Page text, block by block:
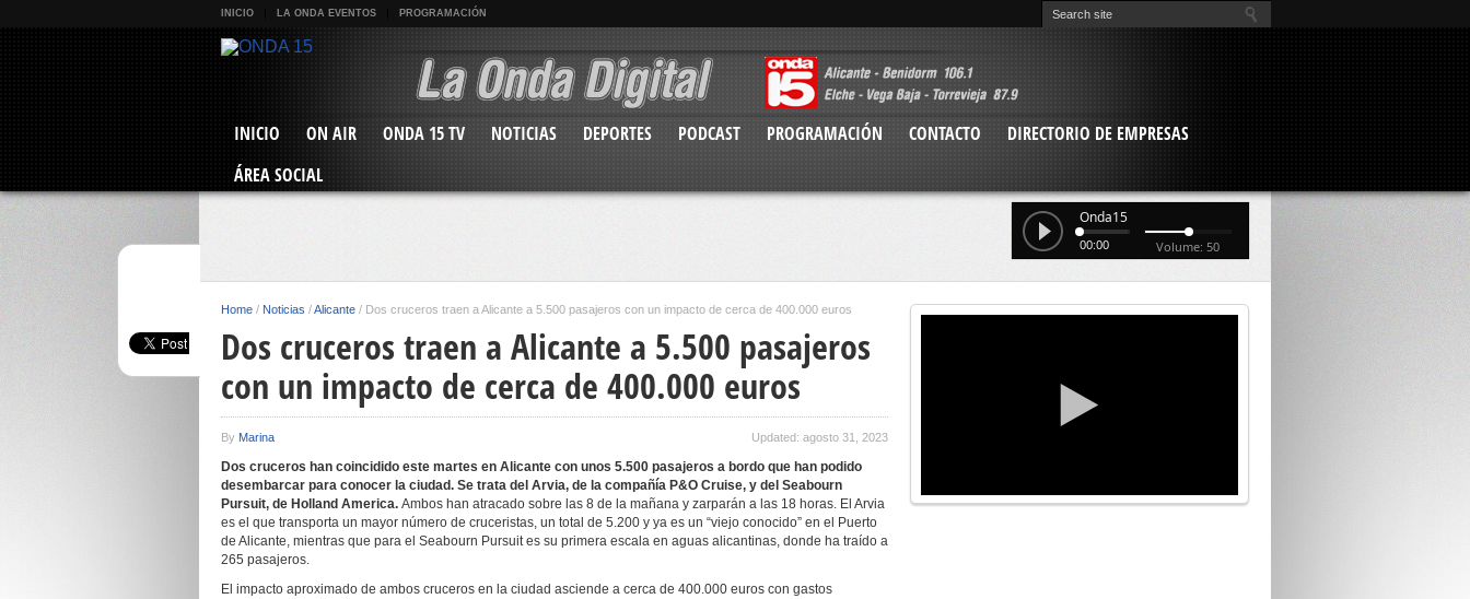
INICIO LA ONDA EVENTOS PROGRAMACIÓN
INICIO ON AIR ONDA 15 TV NOTICIAS DEPORTES PODCAST PROGRAMACIÓN CONTACTO
DIRECTORIO DE EMPRESAS
ÁREA SOCIAL
Onda15
00:00 Volume: 50
Home / Noticias /Alicante / Dos cruceros traen a Alicante a 5.500 pasajeros con un impacto de cerca de 400.000 euros
Dos cruceros traen a Alicante a 5.500 pasajeros
con un impacto de cerca de 400.000 euros
By Marina Updated: agosto 31, 2023
Dos cruceros han coincidido este martes en Alicante con unos 5.500 pasajeros a bordo que han podido
desembarcar para conocer la ciudad. Se trata del Arvia, de la compañía P&O Cruise, y del Seabourn
Pursuit, de Holland America. Ambos han atracado sobre las 8 de la mañana y zarparán a las 18 horas. El Arvia
es el que transporta un mayor número de cruceristas, un total de 5.200 y ya es un “viejo conocido” en el Puerto
de Alicante, mientras que para el Seabourn Pursuit es su primera escala en aguas alicantinas, donde ha traído a
265 pasajeros.
El impacto aproximado de ambos cruceros en la ciudad asciende a cerca de 400.000 euros con gastos